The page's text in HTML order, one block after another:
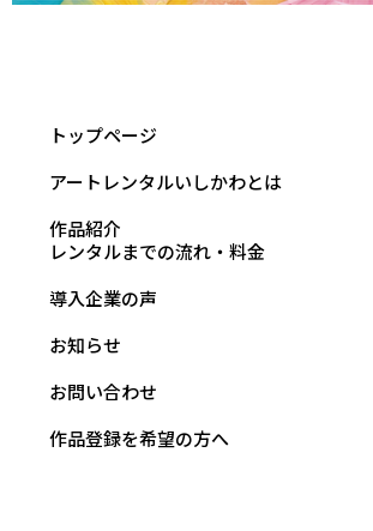
トップページ
アートレンタルいしかわとは
作品紹介
レンタルまでの流れ・料金
導入企業の声
お知らせ
お問い合わせ
作品登録を希望の方へ